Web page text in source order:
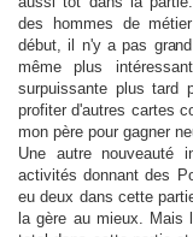
des hommes de
début, il n'y a pas
même plus
surpuissante plus tard
profiter d'autres cartes
mon père pour gagner
Une autre nouveauté
activités donnant des
eu deux dans cette
la gère au mieux. Mais